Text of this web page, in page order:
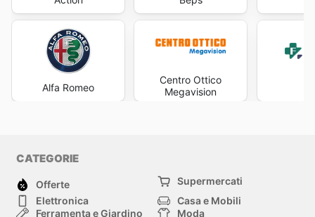
Alfa Romeo
Centro Ottico
Megavision
CATEGORIE
Offerte
Supermercati
Elettronica
Casa e Mobili
Ferramenta e Giardino
Moda